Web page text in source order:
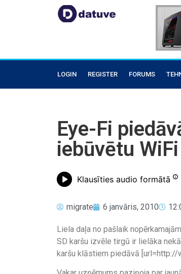
LOGIN REGISTER FORUMS
Eye-Fi
iebūvētu WiFi
Klausīties audio formātā
migrate 6 janvāris, 2010
Liela daļa no pašlaik
SD karšu izvēle tirgū ir lielāka
karšu klāstiem piedāvā [url=http://